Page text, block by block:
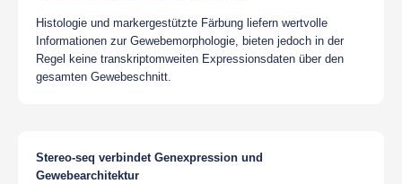
Histologie und markergestützte Färbung liefern wertvolle
Informationen zur Gewebemorphologie, bieten jedoch in der
Regel keine transkriptomweiten Expressionsdaten über den
gesamten Gewebeschnitt.
Stereo-seq verbindet Genexpression und
Gewebearchitektur